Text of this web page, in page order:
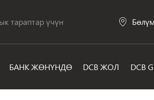
тараптар үчүн
БАНК ЖӨНҮНДӨ DCB ЖОЛ DCB